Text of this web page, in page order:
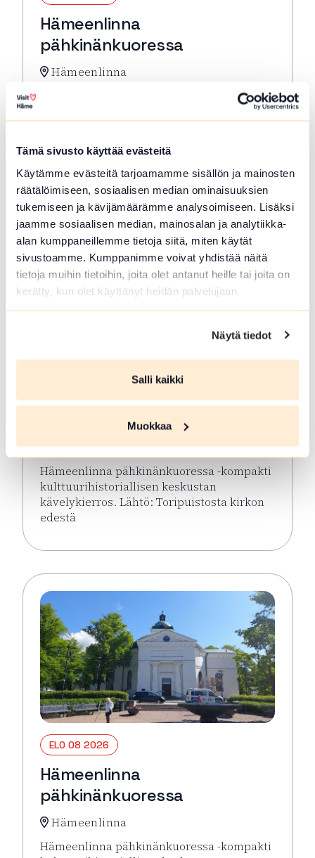
Tämä sivusto käyttää evästeitä
Käytämme evästeitä tarjoamamme sisällön ja mainosten
räätälöimiseen, sosiaalisen median ominaisuuksien
tukemiseen ja kävijämäärämme analysoimiseen. Lisäksi
jaamme sosiaalisen median, mainosalan ja analytiikka-
alan kumppaneillemme tietoja siitä, miten käytät
sivustoamme. Kumppanimme voivat yhdistää näitä
tietoja muihin tietoihin, joita olet antanut heille tai joita on
kerätty, kun olet käyttänyt heidän palvelujaan.
Näytä tiedot
Salli kaikki
Muokkaa
Hämeenlinna
pähkinänkuoressa
Hämeenlinna
Hämeenlinna pähkinänkuoressa -kompakti
kävelykierros. Lähtö: Toripuistosta kirkon
Lue lisää tapahtumasta Hämeenlinna
Hämeenlinna
pähkinänkuoressa
Hämeenlinna
Hämeenlinna pähkinänkuoressa -kompakti
kulttuurihistoriallisen keskustan
kävelykierros. Lähtö: Toripuistosta kirkon
edestä
Lue lisää tapahtumasta Hämeenlinna
ELO 08 2026
Hämeenlinna
pähkinänkuoressa
Hämeenlinna
Hämeenlinna pähkinänkuoressa -kompakti